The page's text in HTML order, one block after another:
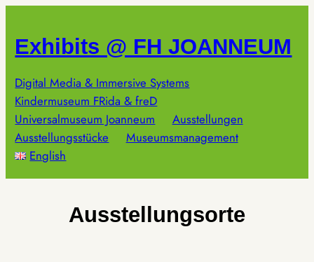
springen
Exhibits @ FH JOANNEUM
Digital Media & Immersive Systems
Kindermuseum FRida & freD
Universalmuseum Joanneum
Ausstellungen
Ausstellungsstücke
Museumsmanagement
English
Ausstellungsorte